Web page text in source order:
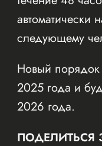
автоматически
следующему
Новый порядок
2025 года и
2026 года.